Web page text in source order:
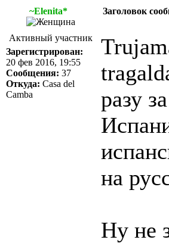
~Elenita* Заголовок
Активный участник
Зарегистрирован:
20 фев 2016, 19:55
Сообщения: 37
Откуда: Casa del
Camba
разу
на
Ну не